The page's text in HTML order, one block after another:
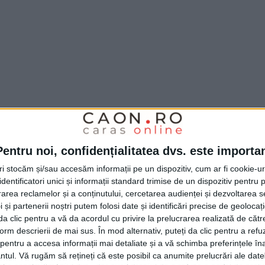
noi, confidențialitatea dvs. este
stocăm și/sau accesăm informații pe un dispozitiv, cum ar fi cookie-
unici și informații standard trimise de un dispozitiv pentru
reclamelor și a conținutului, cercetarea audienței și dezvoltarea
și partenerii noștri putem folosi date și identificări precise de
clic pentru a vă da acordul cu privire la prelucrarea realizată de
descrierii de mai sus. În mod alternativ, puteți da clic pentru a
a accesa informații mai detaliate și a vă schimba preferințele
Vă rugăm să rețineți că este posibil ca anumite prelucrări ale
, supusă autorizării, tippistol,ce ar fi
ar fi fost adusă ilegal în țară, și 43 de
3 neletale, cugaze.Toate au fost ridicate
pentrunerespectarea regimului armelor și al
.